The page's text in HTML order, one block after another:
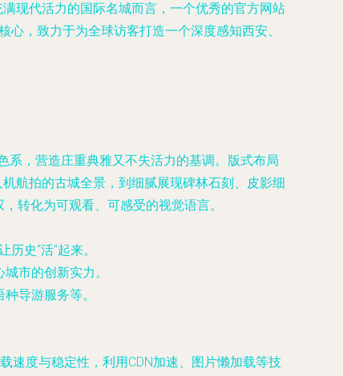
现代活力的国际名城而言，一个优秀的官方网站
，致力于为全球访客打造一个深度感知西安、
系，营造庄重典雅又不失活力的基调。版式布局
航拍的古城全景，到细腻展现碑林石刻、皮影细
转化为可观看、可感受的视觉语言。
史“活”起来。
市的创新实力。
导游服务等。
速度与稳定性，利用CDN加速、图片懒加载等技